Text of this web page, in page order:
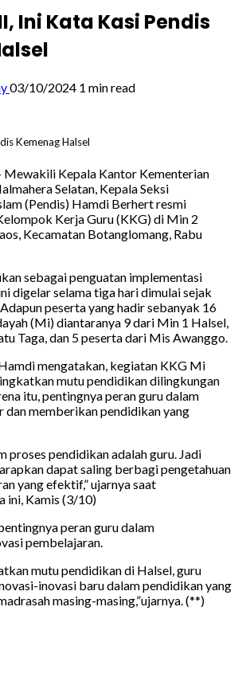
Ini Kata Kasi Pendis
03/10/2024 1 min read
Kemenag Halsel
Kepala Kantor Kementerian
Selatan, Kepala Seksi
(Pendis) Hamdi Berhert resmi
Kerja Guru (KKG) di Min 2
Kecamatan Botanglomang, Rabu
sebagai penguatan implementasi
digelar selama tiga hari dimulai sejak
peserta yang hadir sebanyak 16
(Mi) diantaranya 9 dari Min 1 Halsel,
Taga, dan 5 peserta dari Mis Awanggo.
mengatakan, kegiatan KKG Mi
mutu pendidikan dilingkungan
itu, pentingnya peran guru dalam
memberikan pendidikan yang
proses pendidikan adalah guru. Jadi
dapat saling berbagi pengetahuan
yang efektif,” ujarnya saat
ini, Kamis (3/10)
peran guru dalam
pembelajaran.
mutu pendidikan di Halsel, guru
inovasi baru dalam pendidikan yang
masing-masing,”ujarnya. (**)